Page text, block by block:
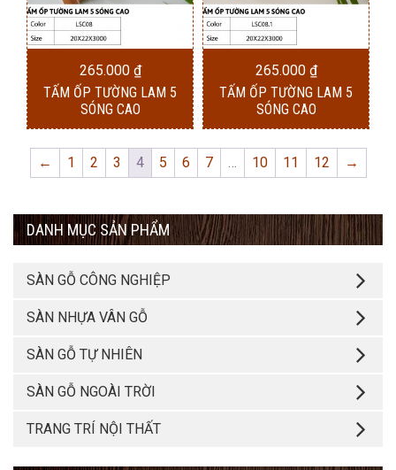
265.000 ₫
TẤM ỐP TƯỜNG LAM 5
SÓNG CAO
265.000 ₫
TẤM ỐP TƯỜNG LAM 5
SÓNG CAO
← 1 2 3 4 5 6 7 … 10 11 12 →
DANH MỤC SẢN PHẨM
SÀN GỖ CÔNG NGHIỆP
SÀN NHỰA VÂN GỖ
SÀN GỖ TỰ NHIÊN
SÀN GỖ NGOÀI TRỜI
TRANG TRÍ NỘI THẤT